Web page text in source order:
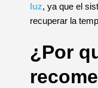
luz, ya que el
recuperar la
¿Por